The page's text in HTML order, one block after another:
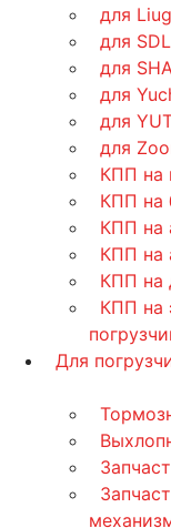
для
для
для
для
для
для
КПП на
КПП на
КПП на
КПП на
КПП на
КПП на
Для